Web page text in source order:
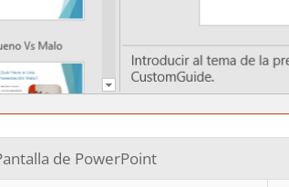
de PowerPoint